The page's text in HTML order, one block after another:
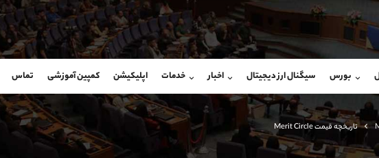
بورس سیگنال ارز دیجیتال اخبار خدمات اپلیکیشن کمپین آموزشی تماس
تاریخچه قیمت Merit Circle
شروع گفتگو
@Armteam_admin_104
104
شروع گفتگو
@Armteam_admin_103
داخلی 103
واتساپ
تلگرام